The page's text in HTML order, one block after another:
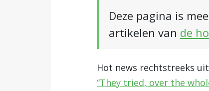
Deze pagina is
artikelen van de
Hot news rechtstreeks
“They tried, over the